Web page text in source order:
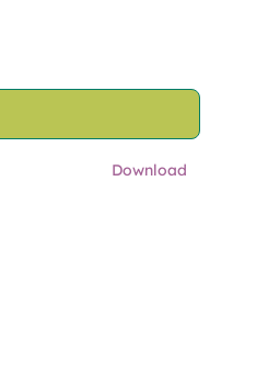
Download